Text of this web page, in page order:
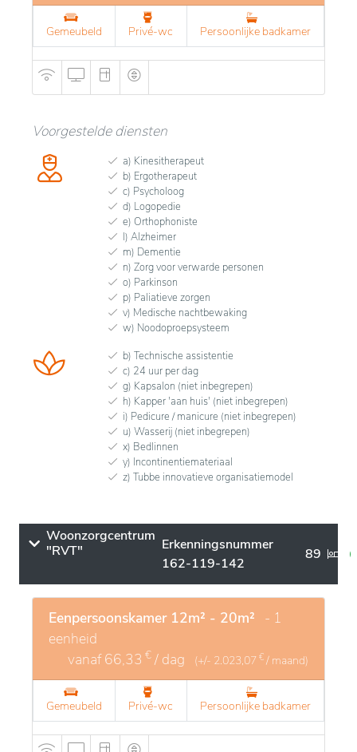
Gemeubeld Privé-wc Persoonlijke badkamer
Voorgestelde diensten
a) Kinesitherapeut
b) Ergotherapeut
c) Psycholoog
d) Logopedie
e) Orthophoniste
l) Alzheimer
m) Dementie
n) Zorg voor verwarde personen
o) Parkinson
p) Paliatieve zorgen
v) Medische nachtbewaking
w) Noodoproepsysteem
b) Technische assistentie
c) 24 uur per dag
g) Kapsalon (niet inbegrepen)
h) Kapper 'aan huis' (niet inbegrepen)
i) Pedicure / manicure (niet inbegrepen)
u) Wasserij (niet inbegrepen)
x) Bedlinnen
y) Incontinentiemateriaal
z) Tubbe innovatieve organisatiemodel
Woonzorgcentrum
"RVT"
Erkenningsnummer
162-119-142
89
Eenpersoonskamer 12m² - 20m² - 1
eenheid
vanaf66,33 € / dag (+/- 2.023,07 € / maand)
Gemeubeld Privé-wc Persoonlijke badkamer